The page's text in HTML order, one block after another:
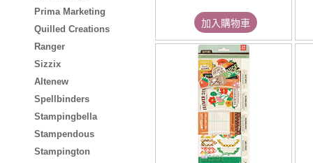
Prima Marketing
Quilled Creations
Ranger
Sizzix
Altenew
Spellbinders
Stampingbella
Stampendous
Stampington
加入購物車